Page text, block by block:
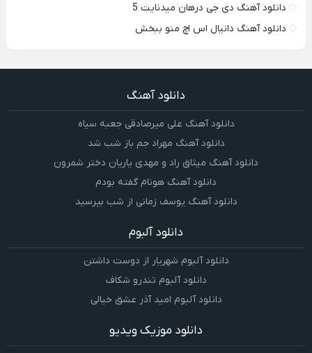
دانلود آهنگ دی جی درهان میدنایت 5
دانلود آهنگ دانیال اس اچ منو ببخش
دانلود آهنگ
دانلود آهنگ علی میرصادقی جعبه سیاه
دانلود آهنگ مهراد جم باز شب شد
دانلود آهنگ میثاق راد و مهدی یاریان دختر شمرون
دانلود آهنگ هونام گفته بودم
دانلود آهنگ یوسف زمانی از شب بپرسید
دانلود آلبوم
دانلود آلبوم شهریار از دوست داشتن
دانلود آلبوم تندرو شکاف
دانلود آلبوم امید آذر عشق خیالی
دانلود موزیک ویدیو